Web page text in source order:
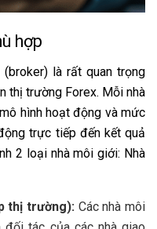
hợp
là rất quan trọng
thị trường Forex. Mỗi nhà
hình hoạt động và mức
trực tiếp đến kết quả
2 loại nhà môi giới: Nhà
thị trường): Các nhà môi